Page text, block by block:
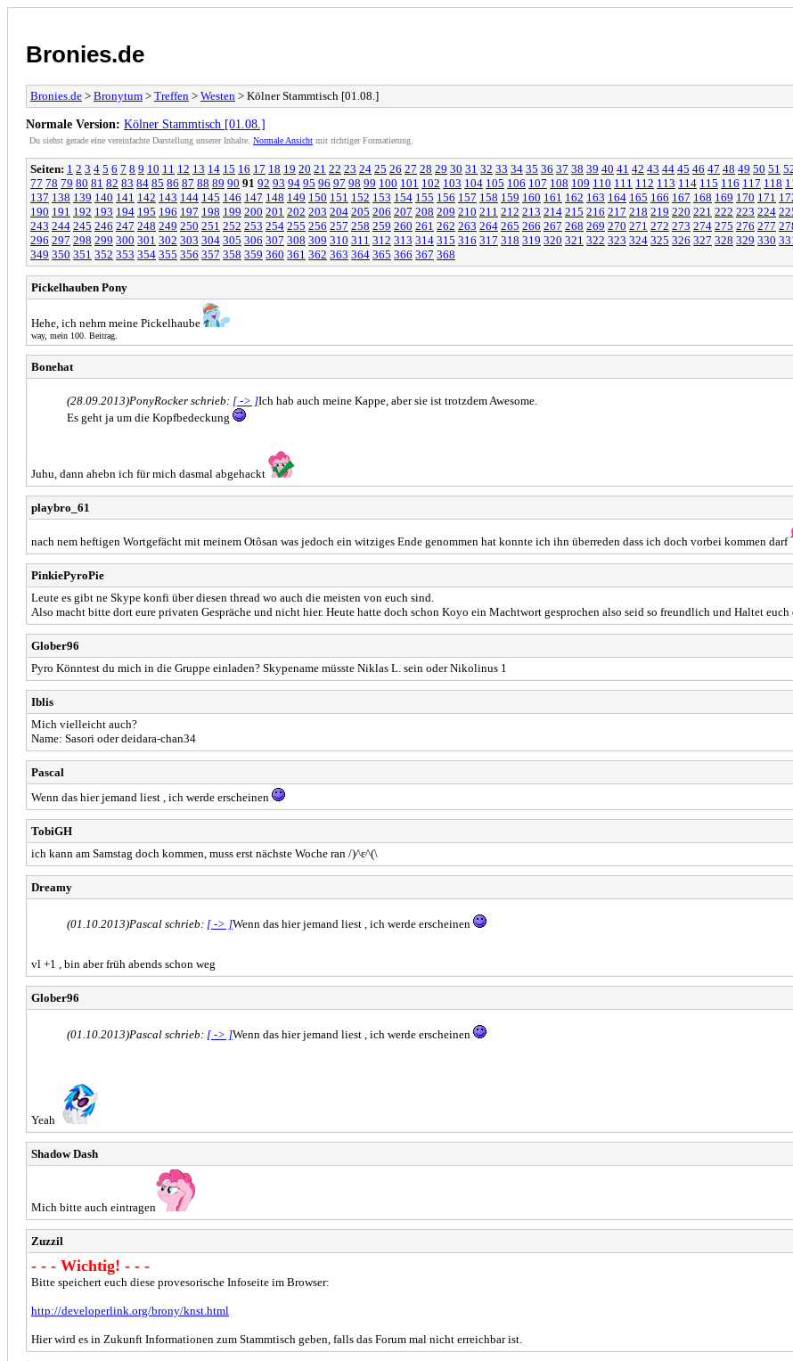
Bronies.de
Bronies.de > Bronytum > Treffen > Westen > Kölner Stammtisch [01.08.]
Normale Version: Kölner Stammtisch [01.08.]
Du siehst gerade eine vereinfachte Darstellung unserer Inhalte. Normale Ansicht mit richtiger Formatierung.
Seiten: 1 2 3 4 5 6 7 8 9 10 11 12 13 14 15 16 17 18 19 20 21 22 23 24 25 26 27 28 29 30 31 32 33 34 35 36 37 38 39 40 41 42 43 44 45 46 47 48 49 50 51
77 78 79 80 81 82 83 84 85 86 87 88 89 90 91 92 93 94 95 96 97 98 99 100 101 102 103 104 105 106 107 108 109 110 111 112 113 114 115 116 117 118
137 138 139 140 141 142 143 144 145 146 147 148 149 150 151 152 153 154 155 156 157 158 159 160 161 162 163 164 165 166 167 168 169 170 171
190 191 192 193 194 195 196 197 198 199 200 201 202 203 204 205 206 207 208 209 210 211 212 213 214 215 216 217 218 219 220 221 222 223 224
243 244 245 246 247 248 249 250 251 252 253 254 255 256 257 258 259 260 261 262 263 264 265 266 267 268 269 270 271 272 273 274 275 276 277
296 297 298 299 300 301 302 303 304 305 306 307 308 309 310 311 312 313 314 315 316 317 318 319 320 321 322 323 324 325 326 327 328 329 330
349 350 351 352 353 354 355 356 357 358 359 360 361 362 363 364 365 366 367 368
Pickelhauben Pony
Hehe, ich nehm meine Pickelhaube
way, mein 100. Beitrag.
Bonehat
(28.09.2013)PonyRocker schrieb: [ -> ]Ich hab auch meine Kappe, aber sie ist trotzdem Awesome.
Es geht ja um die Kopfbedeckung
Juhu, dann ahebn ich für mich dasmal abgehackt
playbro_61
nach nem heftigen Wortgefächt mit meinem Otôsan was jedoch ein witziges Ende genommen hat konnte ich ihn überreden dass ich doch vorbei kommen darf
PinkiePyroPie
Leute es gibt ne Skype konfi über diesen thread wo auch die meisten von euch sind.
Also macht bitte dort eure privaten Gespräche und nicht hier. Heute hatte doch schon Koyo ein Machtwort gesprochen also seid so freundlich und Haltet euch
Glober96
Pyro Könntest du mich in die Gruppe einladen? Skypename müsste Niklas L. sein oder Nikolinus 1
Iblis
Mich vielleicht auch?
Name: Sasori oder deidara-chan34
Pascal
Wenn das hier jemand liest , ich werde erscheinen
TobiGH
ich kann am Samstag doch kommen, muss erst nächste Woche ran /)^ɛ^(\
Dreamy
(01.10.2013)Pascal schrieb: [ -> ]Wenn das hier jemand liest , ich werde erscheinen
vl +1 , bin aber früh abends schon weg
Glober96
(01.10.2013)Pascal schrieb: [ -> ]Wenn das hier jemand liest , ich werde erscheinen
Yeah
Shadow Dash
Mich bitte auch eintragen
Zuzzil
- - - Wichtig! - - -
Bitte speichert euch diese provesorische Infoseite im Browser:
http://developerlink.org/brony/knst.html
Hier wird es in Zukunft Informationen zum Stammtisch geben, falls das Forum mal nicht erreichbar ist.